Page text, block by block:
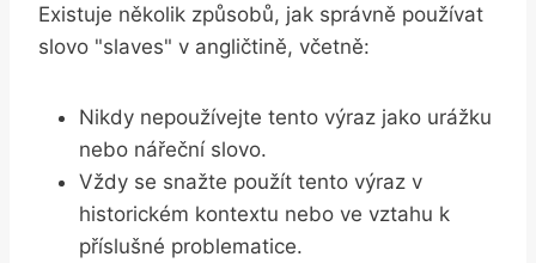
Existuje​ několik způsobů,‍ jak ⁢správně používat
slovo "slaves" v​ angličtině,⁢ včetně:
Nikdy nepoužívejte tento výraz jako urážku
nebo nářeční⁣ slovo.
Vždy ⁢se snažte použít tento výraz v
historickém kontextu nebo ve ⁣vztahu k
‌příslušné problematice.